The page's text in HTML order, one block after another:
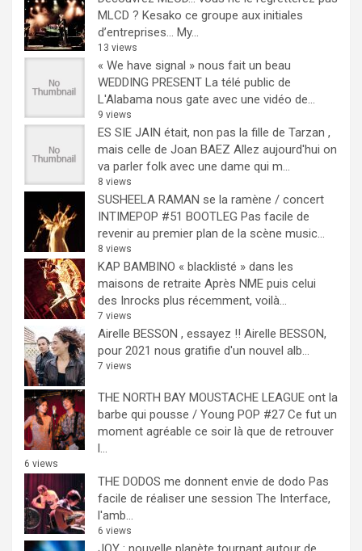
MLCD ? Kesako ce groupe aux initiales
d’entreprises… My...
13 views
« We have signal » nous fait un beau
WEDDING PRESENT La télé public de
L'Alabama nous gate avec une vidéo de...
9 views
ES SIE JAIN était, non pas la fille de Tarzan ,
mais celle de Joan BAEZ Allez aujourd'hui on
va parler folk avec une dame qui m...
8 views
SUSHEELA RAMAN se la ramène / concert
INTIMEPOP #51 BOOTLEG Pas facile de
revenir au premier plan de la scène music...
8 views
KAP BAMBINO « blacklisté » dans les
maisons de retraite Après NME puis celui
des Inrocks plus récemment, voilà...
7 views
Airelle BESSON , essayez !! Airelle BESSON,
pour 2021 nous gratifie d'un nouvel alb...
7 views
THE NORTH BAY MOUSTACHE LEAGUE ont la
barbe qui pousse / Young POP #27 Ce fut un
moment agréable ce soir là que de retrouver
l...
6 views
THE DODOS me donnent envie de dodo Pas
facile de réaliser une session The Interface,
l'amb...
6 views